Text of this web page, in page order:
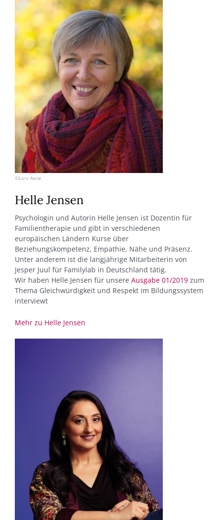
©Lars Aarø
Helle Jensen
Psychologin und Autorin Helle Jensen ist Dozentin für
Familientherapie und gibt in verschiedenen
europäischen Ländern Kurse über
Beziehungskompetenz, Empathie, Nähe und Präsenz.
Unter anderem ist die langjährige Mitarbeiterin von
Jesper Juul für Familylab in Deutschland tätig.
Wir haben Helle Jensen für unsere Ausgabe 01/2019 zum
Thema Gleichwürdigkeit und Respekt im Bildungssystem
interviewt
Mehr zu Helle Jensen